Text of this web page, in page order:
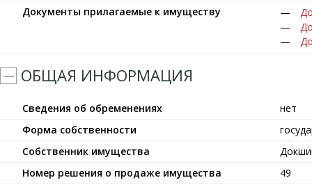
Документы прилагаемые к имуществу
ОБЩАЯ ИНФОРМАЦИЯ
Сведения об обременениях
нет
Форма собственности
Собственник имущества
Номер решения о продаже имущества
49